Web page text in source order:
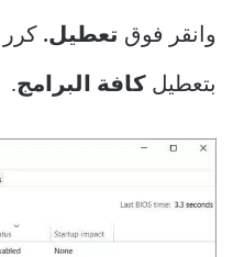
وانقر فوق تعطيل.
بتعطيل كافة البرامج.